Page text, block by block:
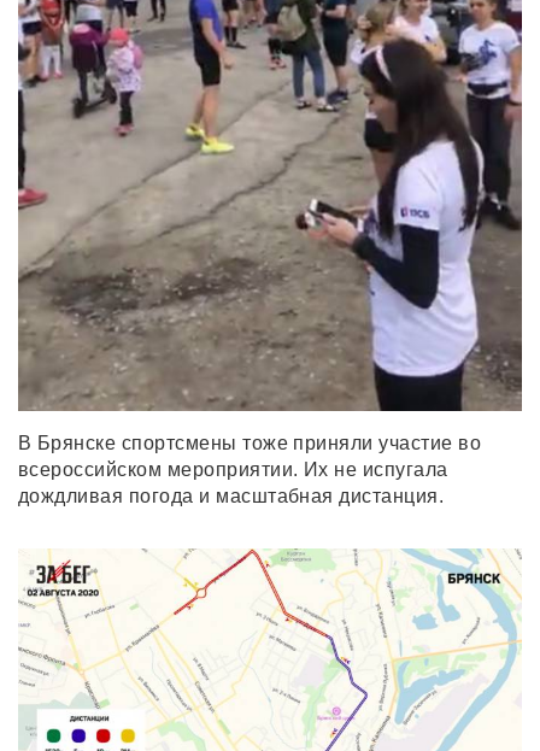
В Брянске спортсмены тоже приняли участие во
всероссийском мероприятии. Их не испугала
дождливая погода и масштабная дистанция.